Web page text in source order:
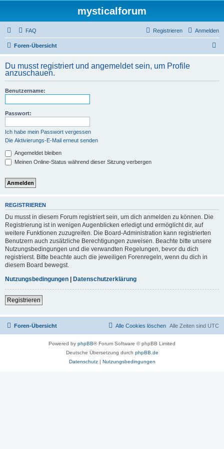
mysticalforum
FAQ Anmelden
Registrieren
Foren-Übersicht
h
Du musst registriert und angemeldet sein, um Profile
anzuschauen.
Benutzername:
Passwort:
Ich habe mein Passwort vergessen
Die Aktivierungs-E-Mail erneut senden
Angemeldet bleiben
Meinen Online-Status während dieser Sitzung verbergen
REGISTRIEREN
Du musst in diesem Forum registriert sein, um dich anmelden zu können. Die
Registrierung ist in wenigen Augenblicken erledigt und ermöglicht dir, auf
weitere Funktionen zuzugreifen. Die Board-Administration kann registrierten
Benutzern auch zusätzliche Berechtigungen zuweisen. Beachte bitte unsere
Nutzungsbedingungen und die verwandten Regelungen, bevor du dich
registrierst. Bitte beachte auch die jeweiligen Forenregeln, wenn du dich in
diesem Board bewegst.
Nutzungsbedingungen | Datenschutzerklärung
Registrieren
Foren-Übersicht Alle Zeiten sind UTC
Alle Cookies löschen
Powered by phpBB® Forum Software © phpBB Limited
Deutsche Übersetzung durch phpBB.de
Datenschutz| Nutzungsbedingungen